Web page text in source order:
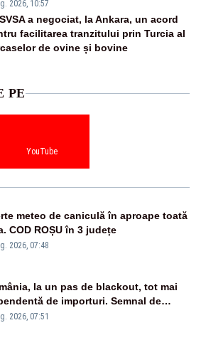
2026, 10:57
a negociat, la Ankara, un acord
facilitarea tranzitului prin Turcia al
de ovine și bovine
PE
YouTube
meteo de caniculă în aproape toată
COD ROȘU în 3 județe
2026, 07:48
la un pas de blackout, tot mai
de importuri. Semnal de
tras de un expert în energie
2026, 07:51